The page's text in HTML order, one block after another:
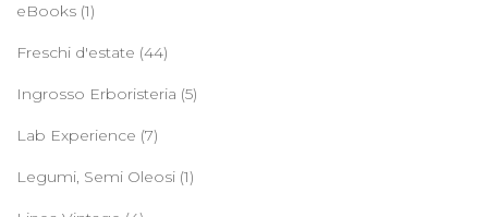
eBooks (1)
Freschi d'estate (44)
Ingrosso Erboristeria (5)
Lab Experience (7)
Legumi, Semi Oleosi (1)